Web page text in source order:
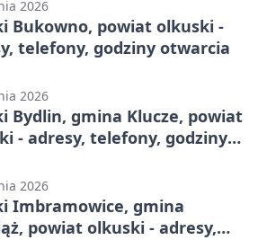
2026
Bukowno, powiat olkuski -
telefony, godziny otwarcia
2026
Bydlin, gmina Klucze, powiat
- adresy, telefony, godziny
2026
Imbramowice, gmina
powiat olkuski - adresy,